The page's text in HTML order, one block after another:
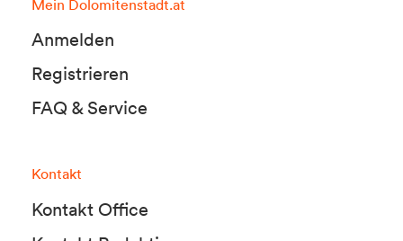
Mein Dolomitenstadt.at
Anmelden
Registrieren
FAQ & Service
Kontakt
Kontakt Office